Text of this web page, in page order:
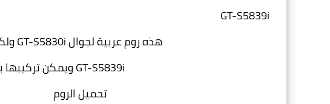
GT-S5839i
هذه روم عربية لجوال GT-S5830i ولكنها متوافقة مع الجوال
تحميل